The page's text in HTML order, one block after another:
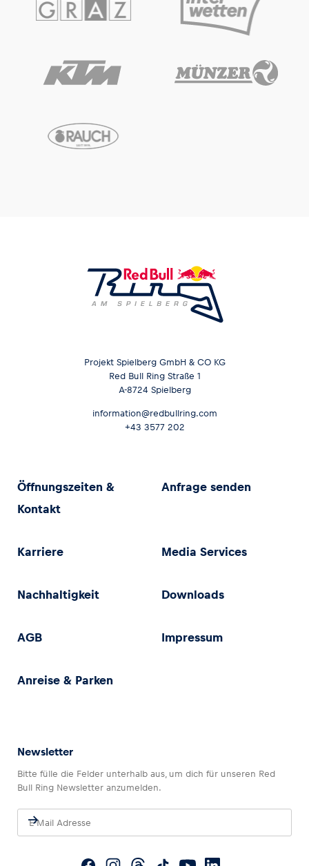
Projekt Spielberg GmbH & CO KG
Red Bull Ring Straße 1
A-8724 Spielberg
information@redbullring.com
+43 3577 202
Öffnungszeiten &
Kontakt
Anfrage senden
Karriere Media Services
Nachhaltigkeit Downloads
AGB Impressum
Anreise & Parken
Newsletter
Bitte fülle die Felder unterhalb aus, um dich für unseren Red
Bull Ring Newsletter anzumelden.